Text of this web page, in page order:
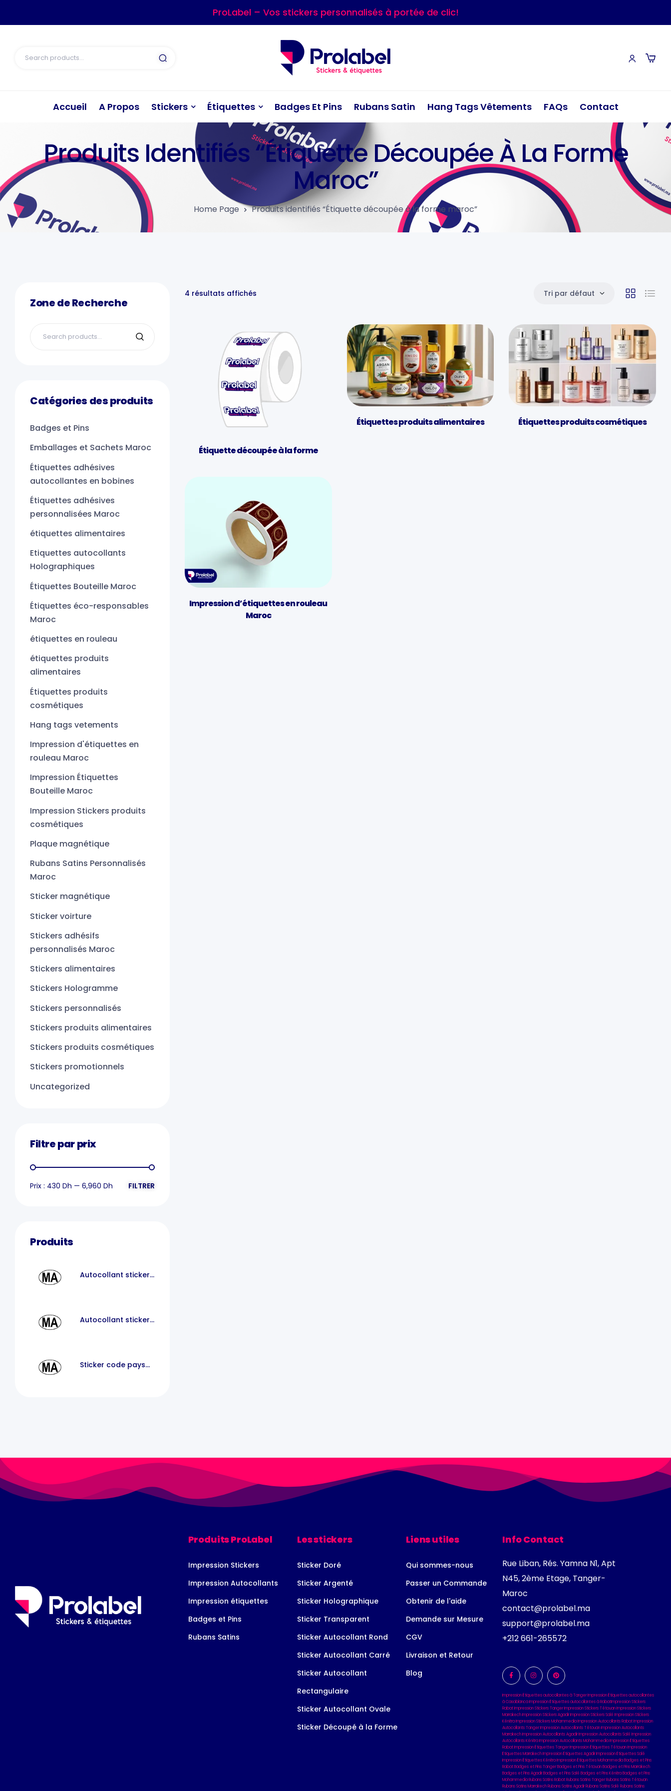
ProLabel – Vos stickers personnalisés à portée de clic!
Accueil A Propos Stickers Étiquettes Badges Et Pins Rubans Satin Hang Tags Vêtements FAQs Contact
Produits Identifiés “Étiquette Découpée À La Forme
Maroc”
Home Page Produits identifiés “Étiquette découpée à la forme maroc”
4 résultats affichés Tri par défaut
Étiquette découpée à la forme
Étiquettes produits alimentaires Étiquettes produits cosmétiques
Impression d’étiquettes en rouleau
Maroc
Zone de Recherche
Catégories des produits
Badges et Pins
Emballages et Sachets Maroc
Étiquettes adhésives
autocollantes en bobines
Étiquettes adhésives
personnalisées Maroc
étiquettes alimentaires
Etiquettes autocollants
Holographiques
Étiquettes Bouteille Maroc
Étiquettes éco-responsables
Maroc
étiquettes en rouleau
étiquettes produits
alimentaires
Étiquettes produits
cosmétiques
Hang tags vetements
Impression d'étiquettes en
rouleau Maroc
Impression Étiquettes
Bouteille Maroc
Impression Stickers produits
cosmétiques
Plaque magnétique
Rubans Satins Personnalisés
Maroc
Sticker magnétique
Sticker voirture
Stickers adhésifs
personnalisés Maroc
Stickers alimentaires
Stickers Hologramme
Stickers personnalisés
Stickers produits alimentaires
Stickers produits cosmétiques
Stickers promotionnels
Uncategorized
Filtre par prix
FILTRER
Prix : 430 Dh — 6,960 Dh
Produits
Autocollant sticker
Autocollant sticker
Sticker code pays
Produits ProLabel
Impression Stickers
Impression Autocollants
Impression étiquettes
Badges et Pins
Rubans Satins
Les stickers
Sticker Doré
Sticker Argenté
Sticker Holographique
Sticker Transparent
Sticker Autocollant Rond
Sticker Autocollant Carré
Sticker Autocollant
Rectangulaire
Sticker Autocollant Ovale
Sticker Découpé à la Forme
Liens utiles
Qui sommes-nous
Passer un Commande
Obtenir de l'aide
Demande sur Mesure
CGV
Livraison et Retour
Blog
Info Contact
Rue Liban, Rés. Yamna N1, Apt
N45, 2ème Etage, Tanger-
Maroc
contact@prolabel.ma
support@prolabel.ma
+212 661-265572
Impression Étiquettes autocollantes à Tanger Impression Étiquettes autocollantes
à Casablanca Impression Étiquettes autocollantes à RabatImpression Stickers
Rabat Impression Stickers Tanger Impression Stickers Tétouan Impression Stickers
Marrakech Impression Stickers Agadir Impression Stickers Salé Impression Stickers
Kénitra Impression Stickers Mohammedia Impression Autocollants Rabat Impression
Autocollants Tanger Impression Autocollants Tétouan Impression Autocollants
Marrakech Impression Autocollants Agadir Impression Autocollants Salé Impression
Autocollants Kénitra Impression Autocollants Mohammedia Impression Étiquettes
Rabat Impression Étiquettes Tanger Impression Étiquettes Tétouan Impression
Étiquettes Marrakech Impression Étiquettes Agadir Impression Étiquettes Salé
Impression Étiquettes Kénitra Impression Étiquettes Mohammedia Badges et Pins
Rabat Badges et Pins Tanger Badges et Pins Tétouan Badges et Pins Marrakech
Badges et Pins Agadir Badges et Pins Salé Badges et Pins Kénitra Badges et Pins
Mohammedia Rubans Satins Rabat Rubans Satins Tanger Rubans Satins Tétouan
Rubans Satins Marrakech Rubans Satins Agadir Rubans Satins Salé Rubans Satins